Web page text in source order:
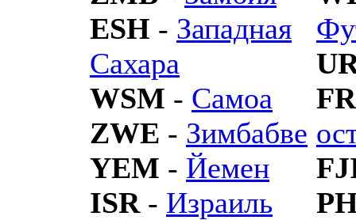
ESH - Западная
Сахара
WSM - Самоа
ZWE - Зимбабве
YEM - Йемен
ISR- Израиль